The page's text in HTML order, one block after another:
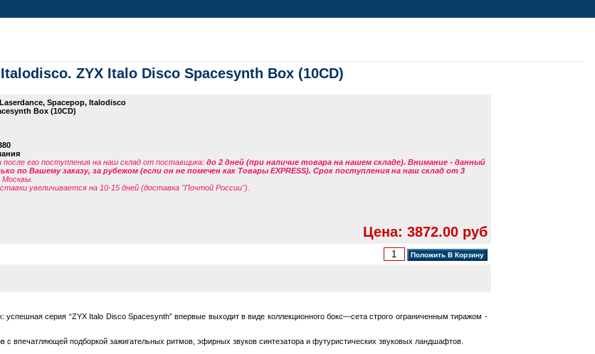
ZYX Italo Disco Spacesynth Box (10CD)
Spacepop, Italodisco
Box (10CD)
после его поступления на наш склад от поставщика: до 2 дней (при наличие товара на нашем складе). Внимание - данный
по Вашему заказу, за рубежом (если он не помечен как Товары EXPRESS). Срок поступления на наш склад от 3
Москвы.
увеличивается на 10-15 дней (доставка "Почтой России").
Цена: 3872.00 руб
успешная серия “ZYX Italo Disco Spacesynth” впервые выходит в виде коллекционного бокс—сета строго ограниченным тиражом -
с впечатляющей подборкой зажигательных ритмов, эфирных звуков синтезатора и футуристических звуковых ландшафтов.